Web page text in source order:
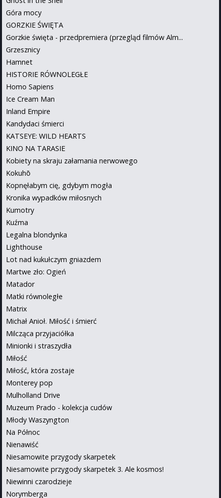
Góra mocy
GORZKIE ŚWIĘTA
Gorzkie święta - przedpremiera (przegląd filmów Alm...
Grzesznicy
Hamnet
HISTORIE RÓWNOLEGŁE
Homo Sapiens
Ice Cream Man
Inland Empire
Kandydaci śmierci
KATSEYE: WILD HEARTS
KINO NA TARASIE
Kobiety na skraju załamania nerwowego
Kokuhō
Kopnęłabym cię, gdybym mogła
Kronika wypadków miłosnych
Kumotry
Kuźma
Legalna blondynka
Lighthouse
Lot nad kukułczym gniazdem
Martwe zło: Ogień
Matador
Matki równoległe
Matrix
Michał Anioł. Miłość i śmierć
Milcząca przyjaciółka
Minionki i straszydła
Miłość
Miłość, która zostaje
Monterey pop
Mulholland Drive
Muzeum Prado - kolekcja cudów
Młody Waszyngton
Na Północ
Nienawiść
Niesamowite przygody skarpetek
Niesamowite przygody skarpetek 3. Ale kosmos!
Niewinni czarodzieje
Norymberga